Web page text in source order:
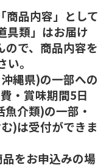
品内容」として
具類」はお届け
ので、商品内容を
。
縄県)の一部への
・賞味期間5日
介類)の一部・
)は受付ができま
をお申込みの場